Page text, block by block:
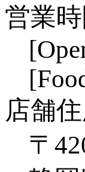
営業
店舗
〒